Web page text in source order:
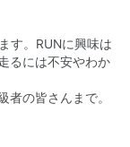
す。RUNに興味は
るには不安やわか
者の皆さんまで。